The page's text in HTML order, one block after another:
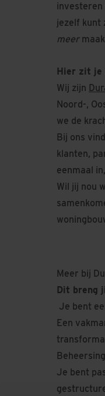
investeren
jezelf kunt
meer
Hier zit je
Wij zijn
Noord-,
we de
Bij ons
klanten,
eenmaal
Wil jij nou
Meer bij
Dit breng
Je bent
Een
Je bent